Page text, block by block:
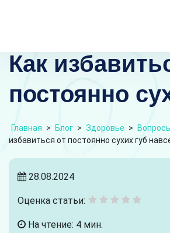
Как
постоянно
Главная > Блог > Здоровье >
избавиться от постоянно сухих губ
28.08.2024
Оценка статьи:
На чтение: 4 мин.